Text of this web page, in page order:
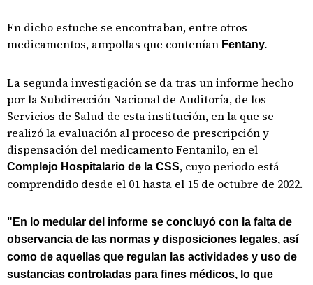
En dicho estuche se encontraban, entre otros
medicamentos, ampollas que contenían Fentany.
La segunda investigación se da tras un informe hecho
por la Subdirección Nacional de Auditoría, de los
Servicios de Salud de esta institución, en la que se
realizó la evaluación al proceso de prescripción y
dispensación del medicamento Fentanilo, en el
Complejo Hospitalario de la CSS, cuyo periodo está
comprendido desde el 01 hasta el 15 de octubre de 2022.
"En lo medular del informe se concluyó con la falta de
observancia de las normas y disposiciones legales, así
como de aquellas que regulan las actividades y uso de
sustancias controladas para fines médicos, lo que